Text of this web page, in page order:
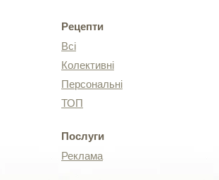
Рецепти
Всі
Колективні
Персональні
ТОП
Послуги
Реклама